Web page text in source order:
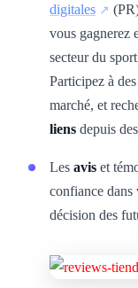
digitales
vous gagnerez
secteur du
Participez à
marché, et
liens depuis
Les avis et
confiance dans
décision des